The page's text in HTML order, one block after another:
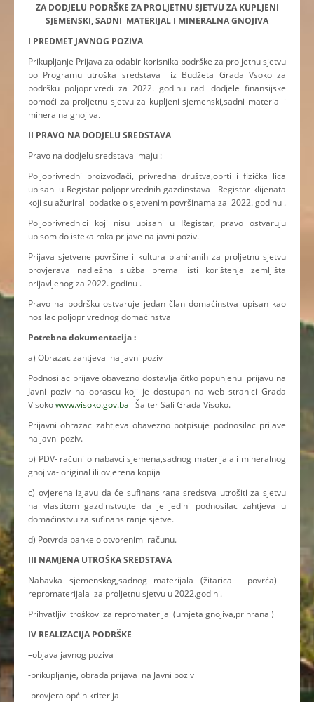
ZA DODJELU PODRŠKE ZA PROLJETNU SJETVU ZA KUPLJENI
SJEMENSKI, SADNI MATERIJAL I MINERALNA GNOJIVA
I PREDMET JAVNOG POZIVA
Prikupljanje Prijava za odabir korisnika podrške za proljetnu sjetvu
po Programu utroška sredstava iz Budžeta Grada Vsoko za
podršku poljoprivredi za 2022. godinu radi dodjele finansijske
pomoći za proljetnu sjetvu za kupljeni sjemenski,sadni material i
mineralna gnojiva.
II PRAVO NA DODJELU SREDSTAVA
Pravo na dodjelu sredstava imaju :
Poljoprivredni proizvođači, privredna društva,obrti i fizička lica
upisani u Registar poljoprivrednih gazdinstava i Registar klijenata
koji su ažurirali podatke o sjetvenim površinama za 2022. godinu .
Poljoprivrednici koji nisu upisani u Registar, pravo ostvaruju
upisom do isteka roka prijave na javni poziv.
Prijava sjetvene površine i kultura planiranih za proljetnu sjetvu
provjerava nadležna služba prema listi korištenja zemljišta
prijavljenog za 2022. godinu .
Pravo na podršku ostvaruje jedan član domaćinstva upisan kao
nosilac poljoprivrednog domaćinstva
Potrebna dokumentacija :
a) Obrazac zahtjeva na javni poziv
Podnosilac prijave obavezno dostavlja čitko popunjenu prijavu na
Javni poziv na obrascu koji je dostupan na web stranici Grada
Visokowww.visoko.gov.ba i Šalter Sali Grada Visoko.
Prijavni obrazac zahtjeva obavezno potpisuje podnosilac prijave
na javni poziv.
b) PDV- računi o nabavci sjemena,sadnog materijala i mineralnog
gnojiva- original ili ovjerena kopija
c) ovjerena izjavu da će sufinansirana sredstva utrošiti za sjetvu
na vlastitom gazdinstvu,te da je jedini podnosilac zahtjeva u
domaćinstvu za sufinansiranje sjetve.
d) Potvrda banke o otvorenim računu.
III NAMJENA UTROŠKA SREDSTAVA
Nabavka sjemenskog,sadnog materijala (žitarica i povrća) i
repromaterijala za proljetnu sjetvu u 2022.godini.
Prihvatljivi troškovi za repromaterijal (umjeta gnojiva,prihrana )
IV REALIZACIJA PODRŠKE
–objava javnog poziva
-prikupljanje, obrada prijava na Javni poziv
-provjera općih kriterija